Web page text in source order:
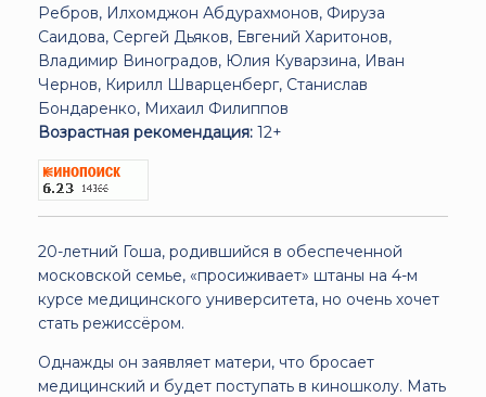
Ребров, Илхомджон Абдурахмонов, Фируза
Саидова, Сергей Дьяков, Евгений Харитонов,
Владимир Виноградов, Юлия Куварзина, Иван
Чернов, Кирилл Шварценберг, Станислав
Бондаренко, Михаил Филиппов
Возрастная рекомендация: 12+
20-летний Гоша, родившийся в обеспеченной
московской семье, «просиживает» штаны на 4-м
курсе медицинского университета, но очень хочет
стать режиссёром.
Однажды он заявляет матери, что бросает
медицинский и будет поступать в киношколу. Мать